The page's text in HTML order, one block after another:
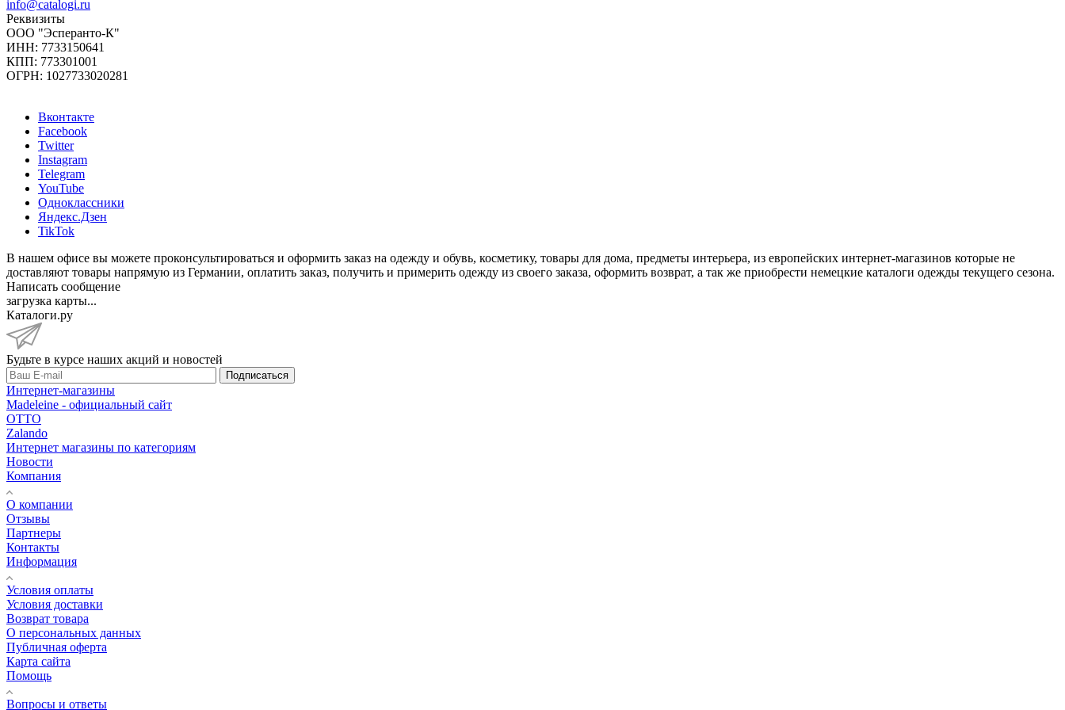
info@catalogi.ru
Реквизиты
ООО "Эсперанто-К"
ИНН: 7733150641
КПП: 773301001
ОГРН: 1027733020281
Вконтакте
Facebook
Twitter
Instagram
Telegram
YouTube
Одноклассники
Яндекс.Дзен
TikTok
В нашем офисе вы можете проконсультироваться и оформить заказ на одежду и обувь, косметику, товары для дома, предметы интерьера, из европейских интернет-магазинов которые не
доставляют товары напрямую из Германии, оплатить заказ, получить и примерить одежду из своего заказа, оформить возврат, а так же приобрести немецкие каталоги одежды текущего сезона.
Написать сообщение
загрузка карты...
Каталоги.ру
Будьте в курсе наших акций и новостей
Подписаться
Интернет-магазины
Madeleine - официальный сайт
OTTO
Zalando
Интернет магазины по категориям
Новости
Компания
О компании
Отзывы
Партнеры
Контакты
Информация
Условия оплаты
Условия доставки
Возврат товара
О персональных данных
Публичная оферта
Карта сайта
Помощь
Вопросы и ответы